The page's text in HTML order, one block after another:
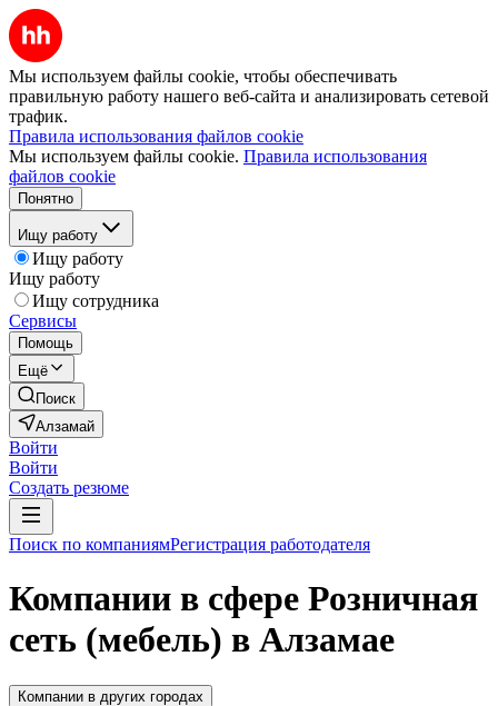
Мы используем файлы cookie, чтобы обеспечивать
правильную работу нашего веб-сайта и анализировать сетевой
трафик.
Правила использования файлов cookie
Мы используем файлы cookie. Правила использования
файлов cookie
Понятно
Ищу работу
Ищу работу
Ищу работу
Ищу сотрудника
Сервисы
Помощь
Ещё
Поиск
Алзамай
Войти
Войти
Создать резюме
Поиск по компаниямРегистрация работодателя
Компании в сфере Розничная
сеть (мебель) в Алзамае
Компании в других городах